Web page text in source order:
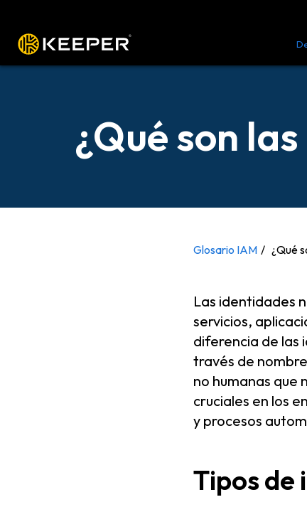
¿Qué son
Glosario IAM ¿Qué
Las identidades
servicios,
diferencia de las
través de
no humanas que
cruciales en los
y procesos
Tipos de